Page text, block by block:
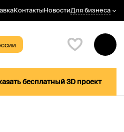
КонтактыНовостиДля бизнеса
бесплатный 3D проект